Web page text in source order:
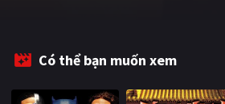
Có thể bạn muốn xem